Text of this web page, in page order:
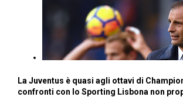
La Juventus è quasi agli ottavi di
confronti con lo Sporting Lisbona non